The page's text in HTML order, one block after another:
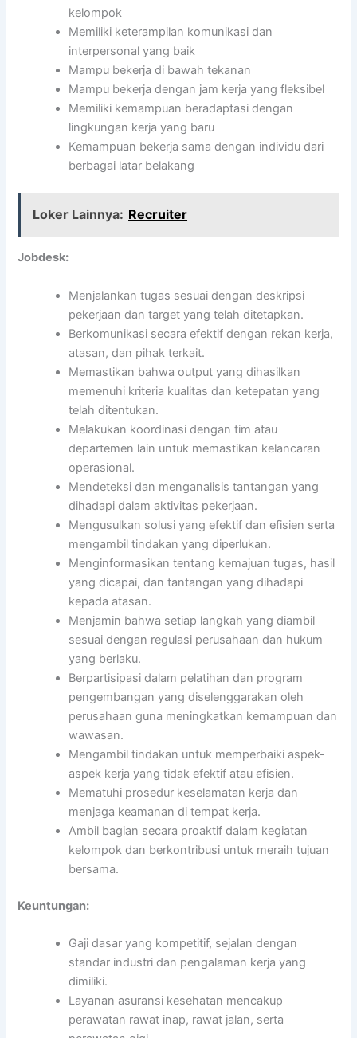
kelompok
Memiliki keterampilan komunikasi dan
interpersonal yang baik
Mampu bekerja di bawah tekanan
Mampu bekerja dengan jam kerja yang fleksibel
Memiliki kemampuan beradaptasi dengan
lingkungan kerja yang baru
Kemampuan bekerja sama dengan individu dari
berbagai latar belakang
Loker Lainnya: Recruiter
Jobdesk:
Menjalankan tugas sesuai dengan deskripsi
pekerjaan dan target yang telah ditetapkan.
Berkomunikasi secara efektif dengan rekan kerja,
atasan, dan pihak terkait.
Memastikan bahwa output yang dihasilkan
memenuhi kriteria kualitas dan ketepatan yang
telah ditentukan.
Melakukan koordinasi dengan tim atau
departemen lain untuk memastikan kelancaran
operasional.
Mendeteksi dan menganalisis tantangan yang
dihadapi dalam aktivitas pekerjaan.
Mengusulkan solusi yang efektif dan efisien serta
mengambil tindakan yang diperlukan.
Menginformasikan tentang kemajuan tugas, hasil
yang dicapai, dan tantangan yang dihadapi
kepada atasan.
Menjamin bahwa setiap langkah yang diambil
sesuai dengan regulasi perusahaan dan hukum
yang berlaku.
Berpartisipasi dalam pelatihan dan program
pengembangan yang diselenggarakan oleh
perusahaan guna meningkatkan kemampuan dan
wawasan.
Mengambil tindakan untuk memperbaiki aspek-
aspek kerja yang tidak efektif atau efisien.
Mematuhi prosedur keselamatan kerja dan
menjaga keamanan di tempat kerja.
Ambil bagian secara proaktif dalam kegiatan
kelompok dan berkontribusi untuk meraih tujuan
bersama.
Keuntungan:
Gaji dasar yang kompetitif, sejalan dengan
standar industri dan pengalaman kerja yang
dimiliki.
Layanan asuransi kesehatan mencakup
perawatan rawat inap, rawat jalan, serta